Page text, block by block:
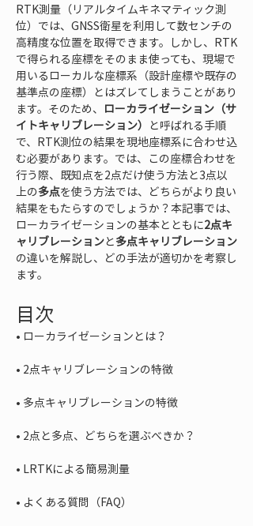
RTK測量（リアルタイムキネマティック測
位）では、GNSS衛星を利用して数センチの
高精度な位置を取得できます。しかし、RTK
で得られる座標をそのまま使っても、現場で
用いるローカルな座標系（設計座標や既存の
基準点の座標）とはズレてしまうことがあり
ます。そのため、 ローカライゼーション（サ
イトキャリブレーション） と呼ばれる手順
で、RTK測位の結果を現地座標系に合わせ込
む必要があります。では、この座標合わせを
行う際、既知点を2点だけ使う方法と3点以
上の多点を使う方法では、どちらがより良い
結果をもたらすのでしょうか？本記事では、
ローカライゼーションの基本とともに2点キ
ャリブレーションと多点キャリブレーション
の違いを解説し、どの手法が適切かを考察し
ます。
目次
•
•
•
•
•
• よくある質問（FAQ）